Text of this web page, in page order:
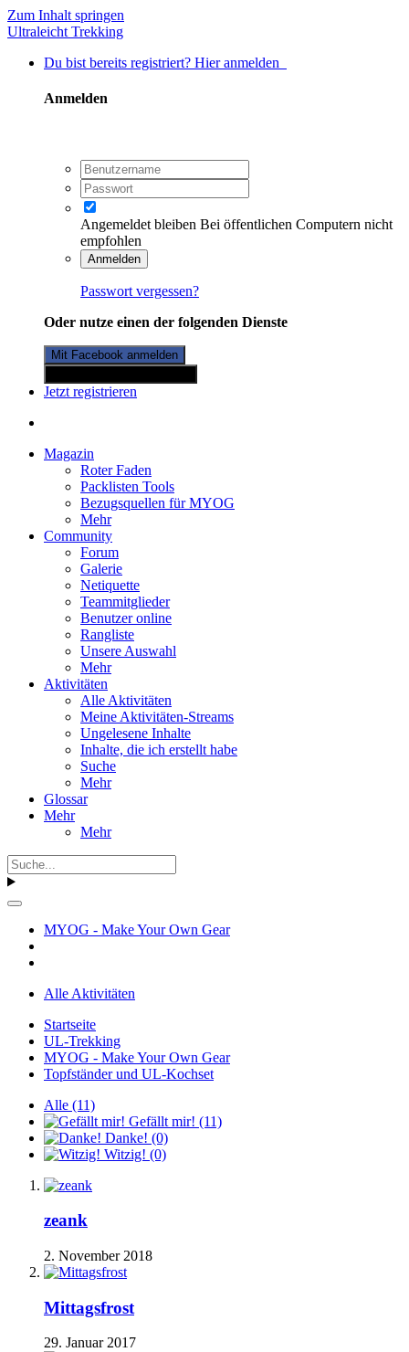
Zum Inhalt springen
Ultraleicht Trekking
Du bist bereits registriert? Hier anmelden
Anmelden
Angemeldet bleiben Bei öffentlichen Computern nicht
empfohlen
Anmelden
Passwort vergessen?
Oder nutze einen der folgenden Dienste
Mit Facebook anmelden
Jetzt registrieren
Magazin
Roter Faden
Packlisten Tools
Bezugsquellen für MYOG
Mehr
Community
Forum
Galerie
Netiquette
Teammitglieder
Benutzer online
Rangliste
Unsere Auswahl
Mehr
Aktivitäten
Alle Aktivitäten
Meine Aktivitäten-Streams
Ungelesene Inhalte
Inhalte, die ich erstellt habe
Suche
Mehr
Glossar
Mehr
Mehr
MYOG - Make Your Own Gear
Alle Aktivitäten
Startseite
UL-Trekking
MYOG - Make Your Own Gear
Topfständer und UL-Kochset
Alle (11)
Gefällt mir! (11)
Danke! (0)
Witzig! (0)
zeank
2. November 2018
Mittagsfrost
29. Januar 2017